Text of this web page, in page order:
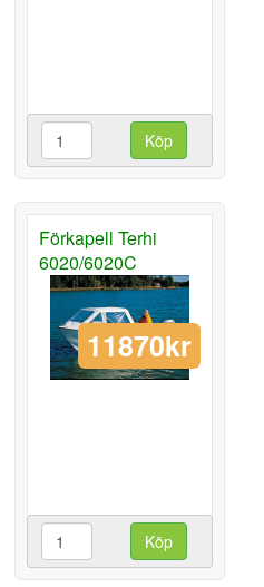
Köp
Förkapell Terhi
6020/6020C
11870kr
Köp